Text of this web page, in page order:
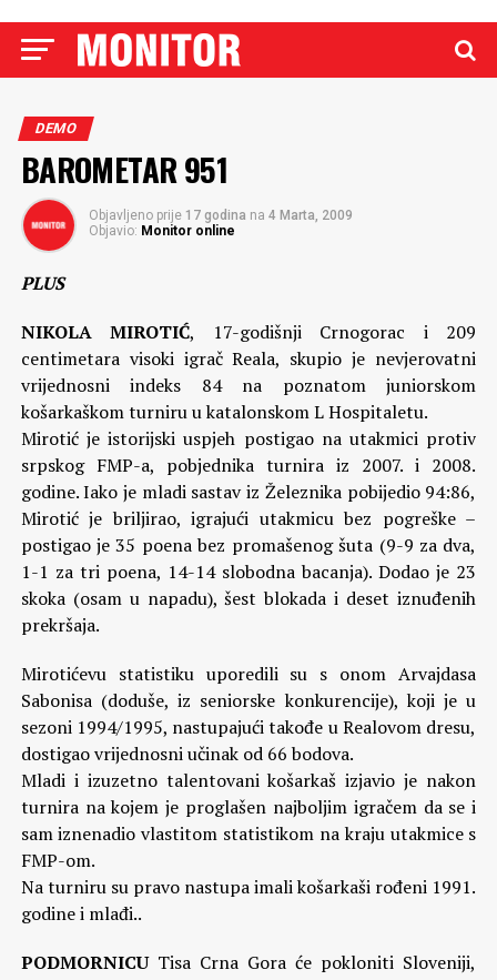
DEMO
BAROMETAR 951
Objavljeno prije 17 godina na 4 Marta, 2009
Objavio: Monitor online
PLUS
NIKOLA MIROTIĆ, 17-godišnji Crnogorac i 209
centimetara visoki igrač Reala, skupio je nevjerovatni
vrijednosni indeks 84 na poznatom juniorskom
košarkaškom turniru u katalonskom L Hospitaletu.
Mirotić je istorijski uspjeh postigao na utakmici protiv
srpskog FMP-a, pobjednika turnira iz 2007. i 2008.
godine. Iako je mladi sastav iz Železnika pobijedio 94:86,
Mirotić je briljirao, igrajući utakmicu bez pogreške –
postigao je 35 poena bez promašenog šuta (9-9 za dva,
1-1 za tri poena, 14-14 slobodna bacanja). Dodao je 23
skoka (osam u napadu), šest blokada i deset iznuđenih
prekršaja.
Mirotićevu statistiku uporedili su s onom Arvajdasa
Sabonisa (doduše, iz seniorske konkurencije), koji je u
sezoni 1994/1995, nastupajući takođe u Realovom dresu,
dostigao vrijednosni učinak od 66 bodova.
Mladi i izuzetno talentovani košarkaš izjavio je nakon
turnira na kojem je proglašen najboljim igračem da se i
sam iznenadio vlastitom statistikom na kraju utakmice s
FMP-om.
Na turniru su pravo nastupa imali košarkaši rođeni 1991.
godine i mlađi..
PODMORNICUTisa Crna Gora će pokloniti Sloveniji,